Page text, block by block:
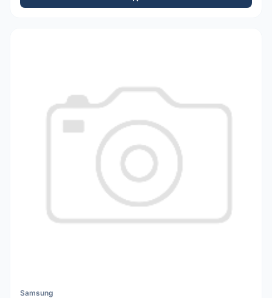
Samsung